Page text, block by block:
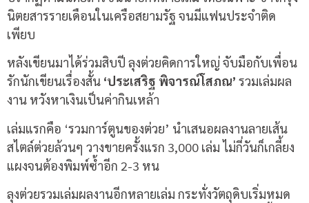
นิตยสารรายเดือนในเครือสยามรัฐ จนมีแฟนประจำติด
เพียบ
หลังเขียนมาได้ร่วมสิบปี ลุงต่วยคิดการใหญ่ จับมือกับเพื่อน
รักนักเขียนเรื่องสั้น ‘ประเสริฐ พิจารณ์โสภณ’ รวมเล่มผล
งาน หวังหาเงินเป็นค่ากินเหล้า
เล่มแรกคือ ‘รวมการ์ตูนของต่วย’ นำเสนอผลงานลายเส้น
สไตล์ต่วยล้วนๆ วางขายครั้งแรก 3,000 เล่ม ไม่กี่วันก็เกลี้ยง
แผงจนต้องพิมพ์ซ้ำอีก 2-3 หน
ลุงต่วยรวมเล่มผลงานอีกหลายเล่ม กระทั่งวัตถุดิบเริ่มหมด